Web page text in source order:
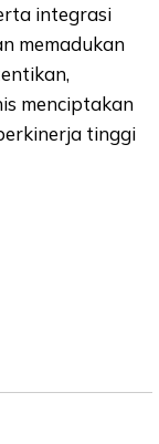
integrasi
memadukan
menciptakan
tinggi